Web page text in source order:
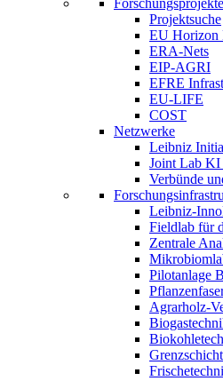
Forschungsprojekte
Projektsuche
EU Horizon
ERA-Nets
EIP-AGRI
EFRE
EU-LIFE
COST
Netzwerke
Leibniz
Joint Lab
Verbünde
Leibniz-
Fieldlab für
Zentrale
Pilotanlage
Agrarholz-